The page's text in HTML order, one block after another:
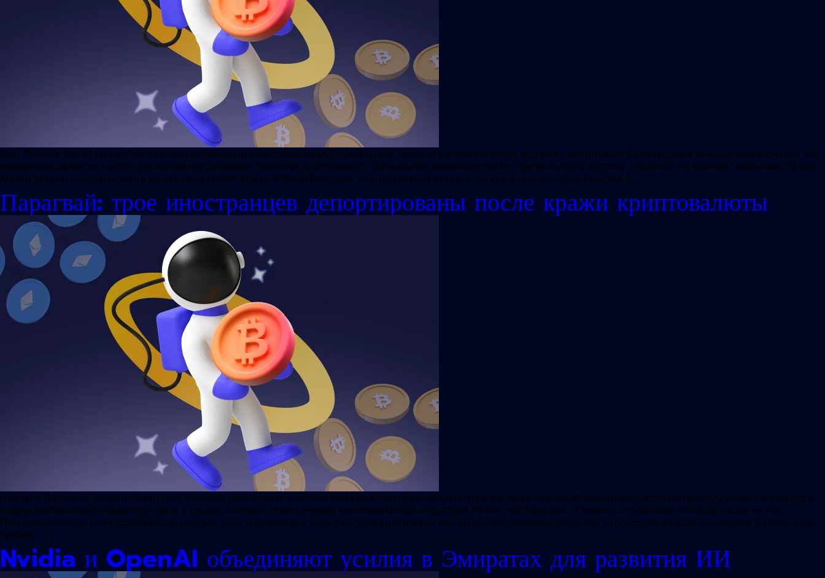
Мэр Панама-Сити Майер Мизрахи недавно намекнул на создание муниципального резерва биткоинов после встречи с политиками Сальвадора в отношении биткоинов. Эта
инициатива является частью региональной динамики принятия криптовалют. Загадочное заявление после стратегической встречи Краткое, но важное сообщение: 16 мая
Майер Мизрахи опубликовал в социальной сети X фразу «Bitcoin Reserve», не предоставив никаких дополнительных подробностей. […]
Парагвай: трое иностранцев депортированы после кражи криптовалюты
Недавно Парагвай депортировал трех человек, причастных к попытке кражи оборудования для майнинга криптовалют. Инцидент подчеркивает растущую напряженность
вокруг майнинговой инфраструктуры в стране, которая стала центром криптовалютной индустрии Латинской Америки. Попытка ограбления, которая пошла не так
Проникновение на горнодобывающую ферму: трое иностранных граждан были арестованы при попытке кражи оборудования с горнодобывающего участка в Сальто-дель-
Гуайра, […]
Nvidia и OpenAI объединяют усилия в Эмиратах для развития ИИ